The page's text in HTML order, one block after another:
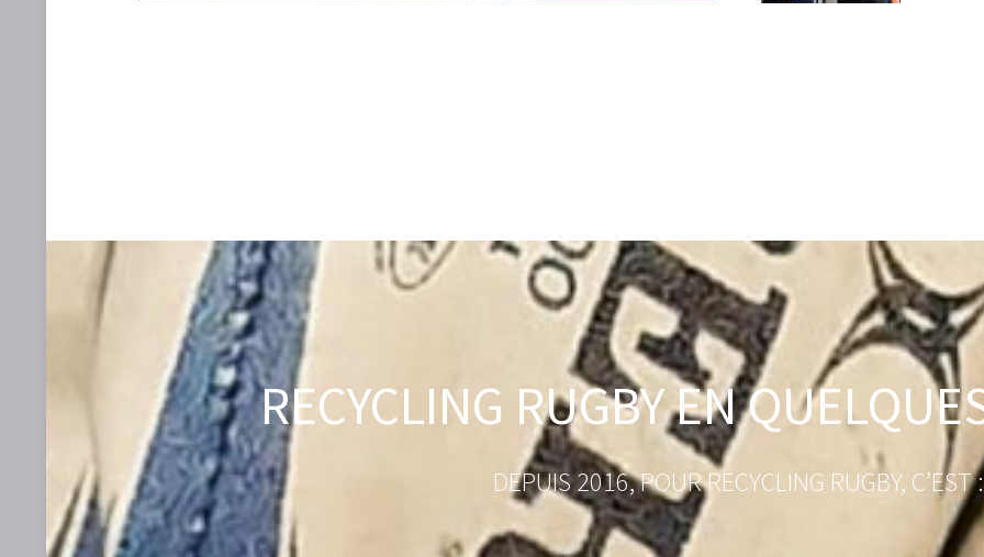
RECYCLING RUGBY EN
DEPUIS 2016, POUR RECYCLING RUGBY, C’EST :​